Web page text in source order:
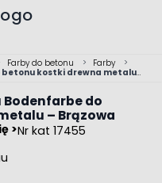
Farby do betonu > Farby
>
betonu kostki drewna metalu
Bodenfarbe do
– Brązowa
>Nr kat 17455